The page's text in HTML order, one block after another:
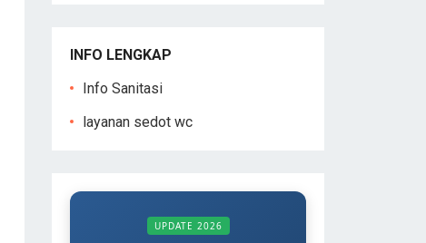
INFO LENGKAP
Info Sanitasi
layanan sedot wc
UPDATE 2026